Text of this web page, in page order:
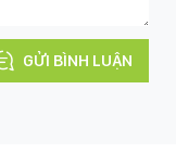
GỬI BÌNH LUẬN